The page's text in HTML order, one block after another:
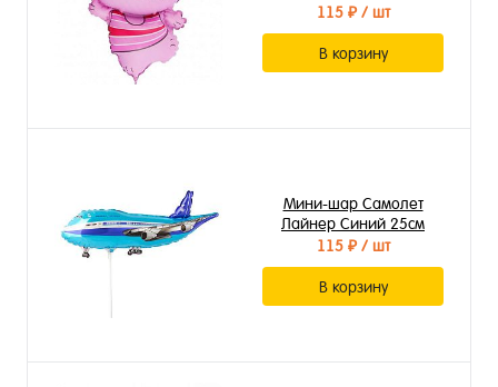
115 ₽/ шт
В корзину
Мини-шар Самолет
Лайнер Синий 25см
115 ₽/ шт
В корзину